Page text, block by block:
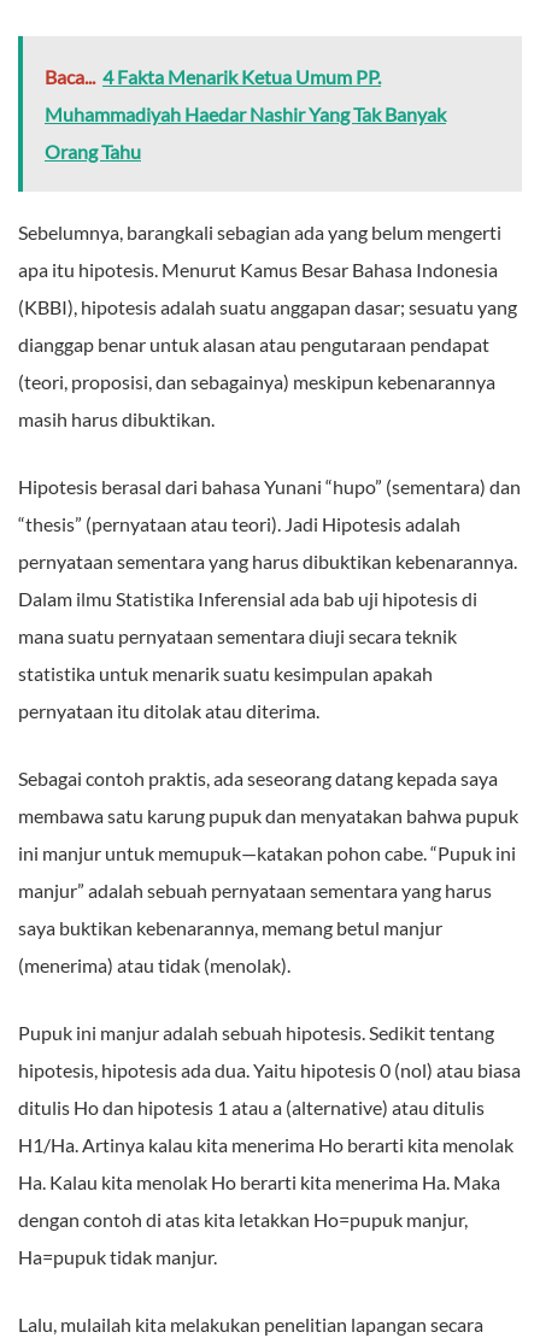
Baca... 4 Fakta Menarik Ketua Umum PP.
Muhammadiyah Haedar Nashir Yang Tak Banyak
Orang Tahu
Sebelumnya, barangkali sebagian ada yang belum mengerti
apa itu hipotesis. Menurut Kamus Besar Bahasa Indonesia
(KBBI), hipotesis adalah suatu anggapan dasar; sesuatu yang
dianggap benar untuk alasan atau pengutaraan pendapat
(teori, proposisi, dan sebagainya) meskipun kebenarannya
masih harus dibuktikan.
Hipotesis berasal dari bahasa Yunani “hupo” (sementara) dan
“thesis” (pernyataan atau teori). Jadi Hipotesis adalah
pernyataan sementara yang harus dibuktikan kebenarannya.
Dalam ilmu Statistika Inferensial ada bab uji hipotesis di
mana suatu pernyataan sementara diuji secara teknik
statistika untuk menarik suatu kesimpulan apakah
pernyataan itu ditolak atau diterima.
Sebagai contoh praktis, ada seseorang datang kepada saya
membawa satu karung pupuk dan menyatakan bahwa pupuk
ini manjur untuk memupuk—katakan pohon cabe. “Pupuk ini
manjur” adalah sebuah pernyataan sementara yang harus
saya buktikan kebenarannya, memang betul manjur
(menerima) atau tidak (menolak).
Pupuk ini manjur adalah sebuah hipotesis. Sedikit tentang
hipotesis, hipotesis ada dua. Yaitu hipotesis 0 (nol) atau biasa
ditulis Ho dan hipotesis 1 atau a (alternative) atau ditulis
H1/Ha. Artinya kalau kita menerima Ho berarti kita menolak
Ha. Kalau kita menolak Ho berarti kita menerima Ha. Maka
dengan contoh di atas kita letakkan Ho=pupuk manjur,
Ha=pupuk tidak manjur.
Lalu, mulailah kita melakukan penelitian lapangan secara